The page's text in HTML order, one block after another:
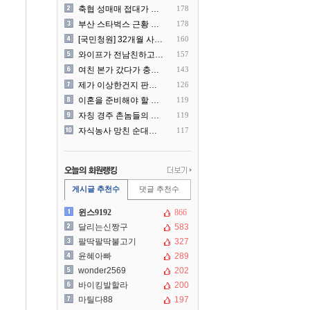
축협 성매매 접대가 더 충격.. 178
부산 스타벅스 근황 ㅎㄷㄷ 178
[국민청원] 32개월 사랑하.. 160
와이프가 전남친하고 해외여행.. 157
여친 본가 갔다가 충격 먹은.. 143
제가 이상한건지 판단 부탁드.. 126
이혼을 준비해야 할 것 같습.. 119
자칭 경주 촌놈들의 국내 여.. 119
자식농사 망친 순대국집 사장.. 117
게시글 추천수 댓글 추천수
윈스9192
866
달리는신짱구
583
팔딱팔딱불고기
327
윤혜아빠
289
wonder2569
202
바이킹발할라
200
마틸다88
197